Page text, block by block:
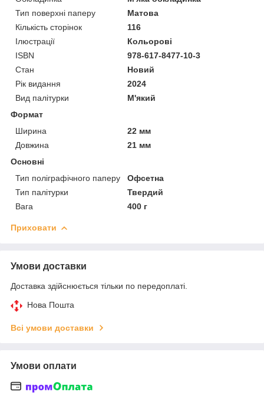
Тип поверхні паперу
Матова
Кількість сторінок
116
Ілюстрації
Кольорові
ISBN
978-617-8477-10-3
Стан
Новий
Рік видання
2024
Вид палітурки
М'який
Формат
Ширина
22 мм
Довжина
21 мм
Основні
Тип поліграфічного паперу
Офсетна
Тип палітурки
Твердий
Вага
400 г
Приховати
Умови доставки
Доставка здійснюється тільки по передоплаті.
Нова Пошта
Всі умови доставки
Умови оплати